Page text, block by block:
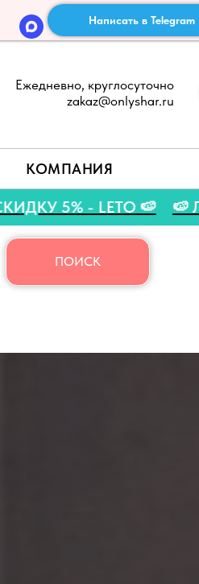
Написать в Telegram
Ежедневно, круглосуточно
zakaz@onlyshar.ru
КОМПАНИЯ
НА СКИДКУ 5% -
ПОИСК